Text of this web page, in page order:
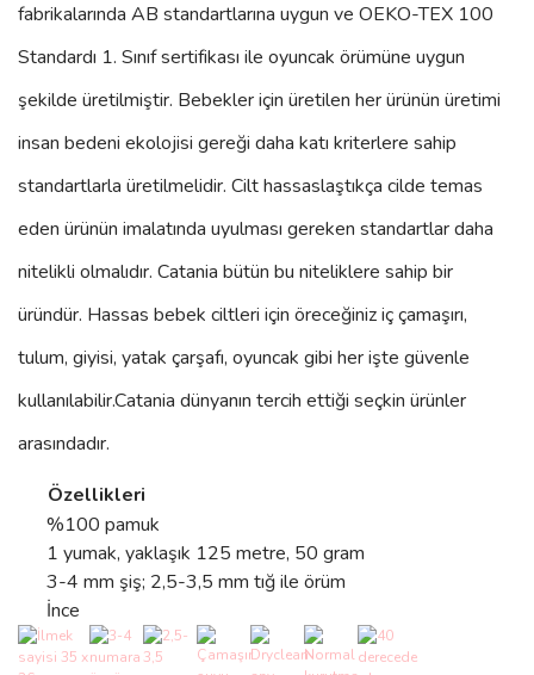
fabrikalarında AB standartlarına uygun ve OEKO-TEX 100
Standardı 1. Sınıf sertifikası ile oyuncak örümüne uygun
şekilde üretilmiştir. Bebekler için üretilen her ürünün üretimi
insan bedeni ekolojisi gereği daha katı kriterlere sahip
standartlarla üretilmelidir. Cilt hassaslaştıkça cilde temas
eden ürünün imalatında uyulması gereken standartlar daha
nitelikli olmalıdır. Catania bütün bu niteliklere sahip bir
üründür. Hassas bebek ciltleri için öreceğiniz iç çamaşırı,
tulum, giyisi, yatak çarşafı, oyuncak gibi her işte güvenle
kullanılabilir.Catania dünyanın tercih ettiği seçkin ürünler
arasındadır.
Özellikleri
%100 pamuk
1 yumak, yaklaşık 125 metre, 50 gram
3-4 mm şiş; 2,5-3,5 mm tığ ile örüm
İnce